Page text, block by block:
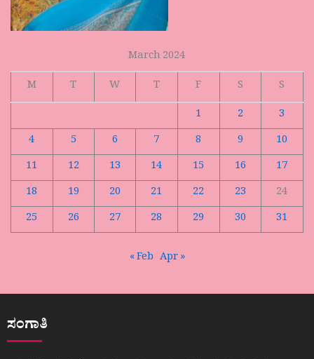
March 2024
M
T W T F S
S
1
2
3
4
5 6 7 8 9
10
11
12 13 14 15 16
17
18
19 20 21 22 23
24
25
26 27 28 29 30 31
« Feb Apr »
ಸಂಗಾತಿ